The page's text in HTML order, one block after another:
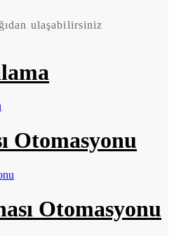
ulaşabilirsiniz
Otomasyonu
Otomasyonu